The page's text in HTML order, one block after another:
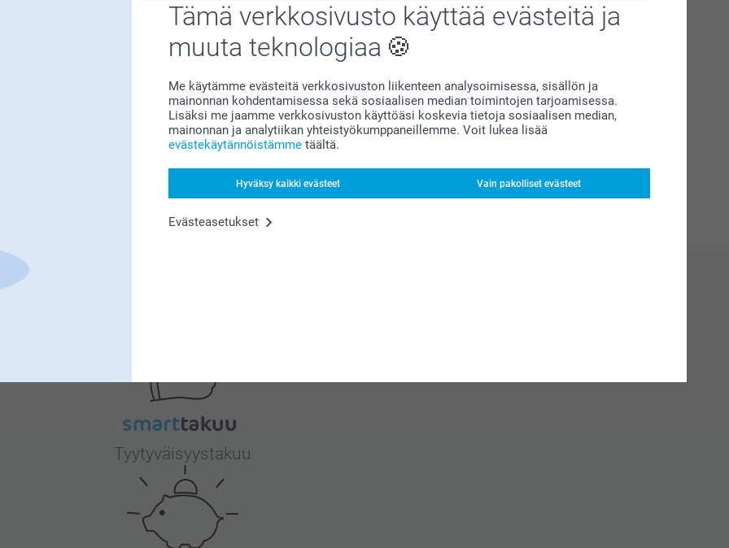
Tämä verkkosivusto käyttää evästeitä ja
muuta teknologiaa
Me käytämme evästeitä verkkosivuston liikenteen analysoimisessa, sisällön ja
mainonnan kohdentamisessa sekä sosiaalisen median toimintojen tarjoamisessa.
Lisäksi me jaamme verkkosivuston käyttöäsi koskevia tietoja sosiaalisen median,
mainonnan ja analytiikan yhteistyökumppaneillemme. Voit lukea lisää
evästekäytännöistämme täältä.
Hyväksy kaikki evästeet Vain pakolliset evästeet
Evästeasetukset
Tyytyväisyystakuu